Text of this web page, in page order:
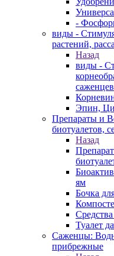
-
виды -
растений,
Назад
виды -
саженцев
Эпин,
Препараты и
биотуалетов,
Назад
ям
Бочка
Туалет
Саженцы:
прибрежные